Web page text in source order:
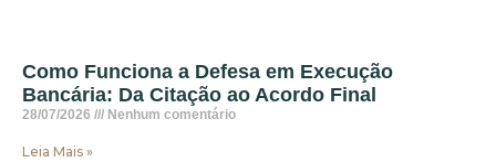
Como Funciona a Defesa em Execução
Bancária: Da Citação ao Acordo Final
28/07/2026 Nenhum comentário
Leia Mais »